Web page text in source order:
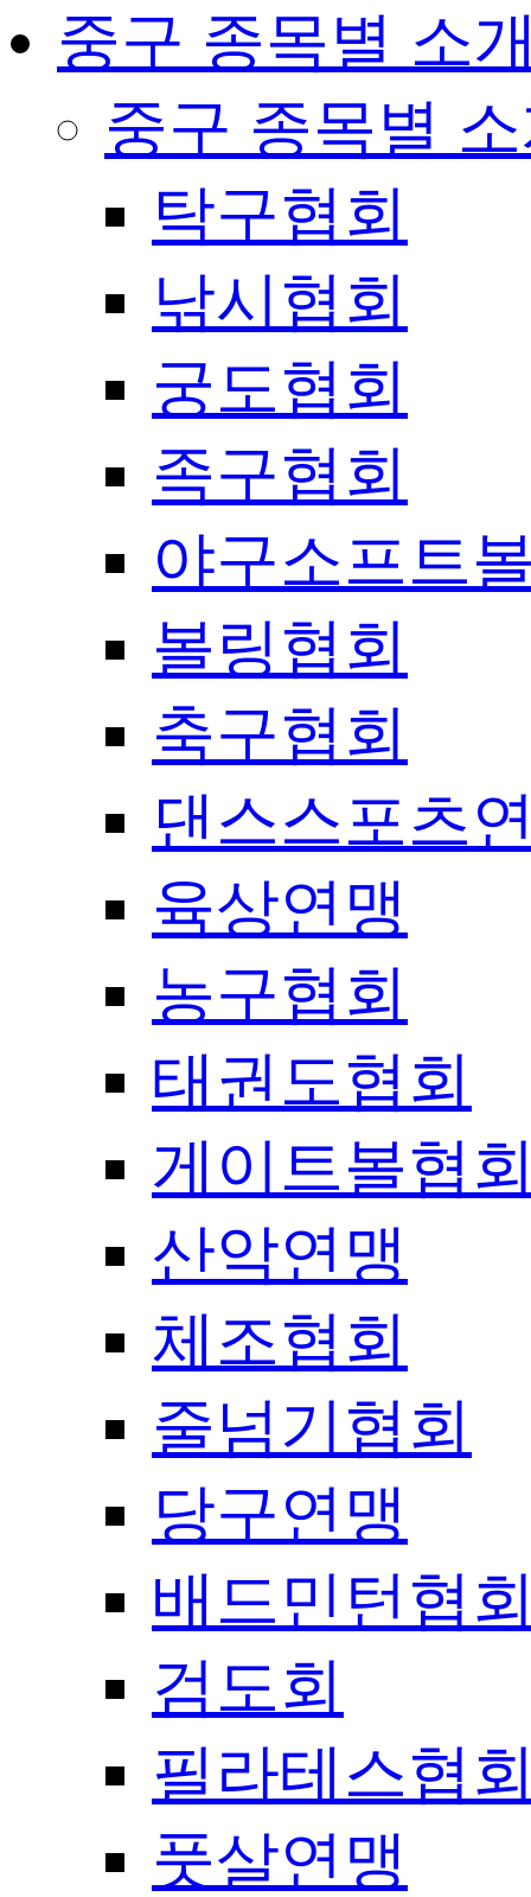
중구 종목별 소
중구 종목별
탁구협회
낚시협회
궁도협회
족구협회
야구소프트
볼링협회
축구협회
댄스스포츠
육상연맹
농구협회
태권도협회
게이트볼협
산악연맹
체조협회
줄넘기협회
당구연맹
배드민턴협
검도회
필라테스협
풋살연맹